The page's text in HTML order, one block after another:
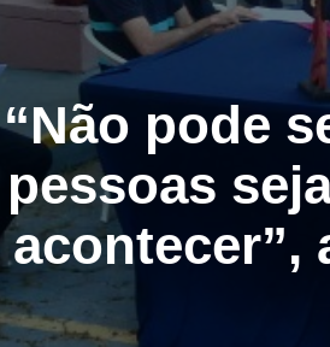
“Não pode
pessoas
acontecer”,